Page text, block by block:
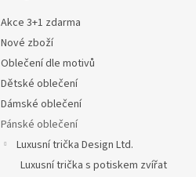
Akce 3+1 zdarma
Nové zboží
Oblečení dle motivů
Dětské oblečení
Dámské oblečení
Pánské oblečení
Luxusní trička Design Ltd.
Luxusní trička s potiskem zvířat